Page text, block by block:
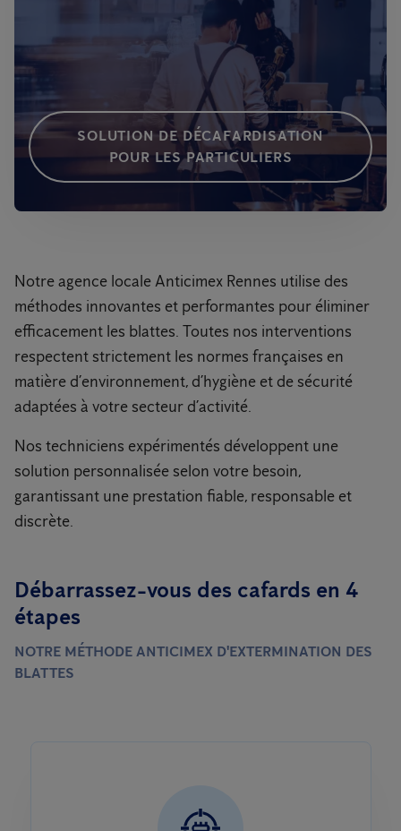
SOLUTION DE DÉCAFARDISATION
POUR LES PARTICULIERS
Notre agence locale Anticimex Rennes utilise des
méthodes innovantes et performantes pour éliminer
efficacement les blattes. Toutes nos interventions
respectent strictement les normes françaises en
matière d’environnement, d’hygiène et de sécurité
adaptées à votre secteur d’activité.
Nos techniciens expérimentés développent une
solution personnalisée selon votre besoin,
garantissant une prestation fiable, responsable et
discrète.
Débarrassez-vous des cafards en 4
étapes
NOTRE MÉTHODE ANTICIMEX D'EXTERMINATION DES
BLATTES